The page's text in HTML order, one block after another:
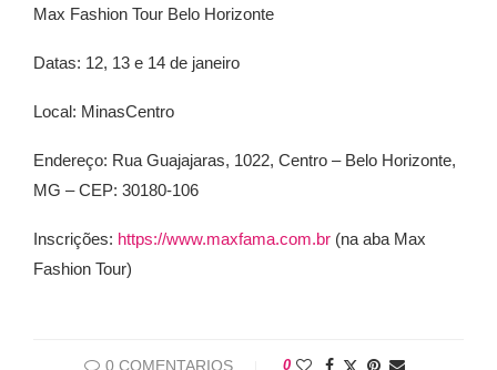
Max Fashion Tour Belo Horizonte
Datas: 12, 13 e 14 de janeiro
Local: MinasCentro
Endereço: Rua Guajajaras, 1022, Centro – Belo Horizonte,
MG – CEP: 30180-106
Inscrições: https://www.maxfama.com.br (na aba Max
Fashion Tour)
0 COMENTARIOS 0